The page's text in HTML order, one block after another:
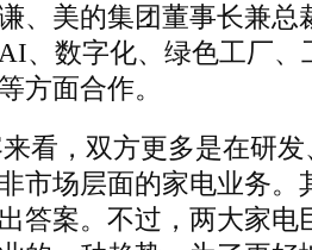
、美的集团董事长兼总
、数字化、绿色工厂、
方面合作。
看，双方更多是在研
市场层面的家电业务。
答案。不过，两大家电